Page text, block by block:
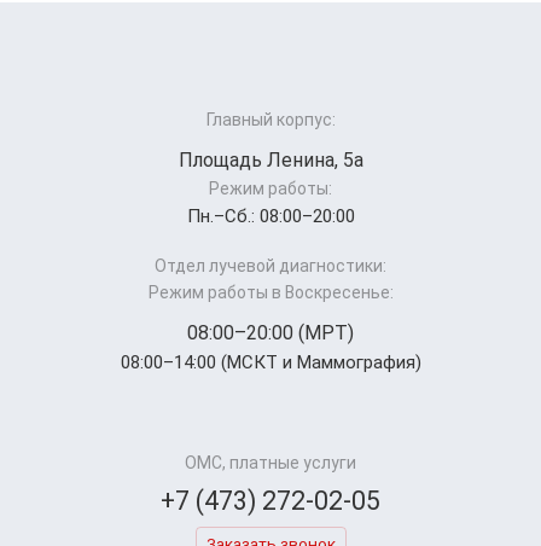
Главный корпус:
Площадь Ленина, 5а
Режим работы:
Пн.–Cб.: 08:00–20:00
Отдел лучевой диагностики:
Режим работы в Воскресенье:
08:00–20:00 (МРТ)
08:00–14:00 (МСКТ и Маммография)
ОМС, платные услуги
+7 (473) 272-02-05